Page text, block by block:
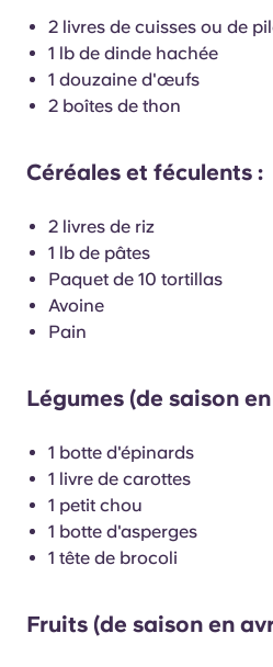
2 livres de cuisses ou de
1 lb de dinde hachée
1 douzaine d'œufs
2 boîtes de thon
Céréales et féculents :
2 livres de riz
1 lb de pâtes
Paquet de 10 tortillas
Avoine
Pain
Légumes (de saison
1 botte d'épinards
1 livre de carottes
1 petit chou
1 botte d'asperges
1 tête de brocoli
Fruits (de saison en